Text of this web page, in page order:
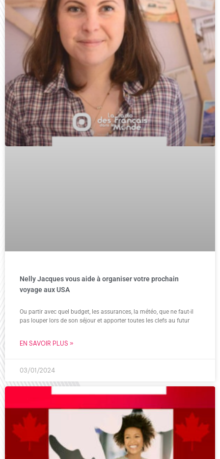
Nelly Jacques vous aide à organiser votre prochain
voyage aux USA
Ou partir avec quel budget, les assurances, la météo, que ne faut-il
pas louper lors de son séjour et apporter toutes les clefs au futur
EN SAVOIR PLUS »
03/01/2024